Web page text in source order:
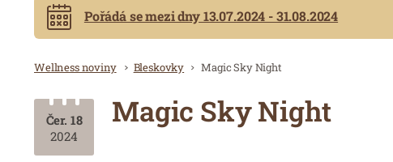
Pořádá se mezi dny 13.07.2024 - 31.08.2024
Drobečková navigace
Wellness noviny Bleskovky Magic Sky Night
Čer. 18
2024
Magic Sky Night